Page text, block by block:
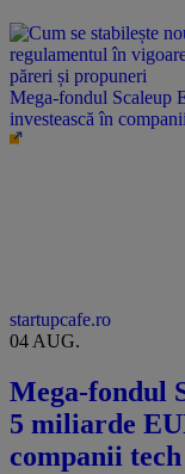
Mega-fondul Scaleup
investească în
startupcafe.ro
04 AUG.
Mega-fondul
5 miliarde
companii tech